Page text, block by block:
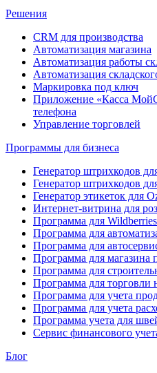
Решения
CRM для производства
Автоматизация магазина
Автоматизация работы
Автоматизация
Маркировка под ключ
Приложение «Касса
телефона
Управление торговлей
Программы для бизнеса
Генератор штрихкодов
Генератор штрихкодов
Генератор этикеток для
Интернет-витрина для
Программа для Wildberries
Программа для
Программа для
Программа для магазина
Программа для
Программа для торговли
Программа для учета
Программа для учета
Программа учета для
Сервис финансового
Блог